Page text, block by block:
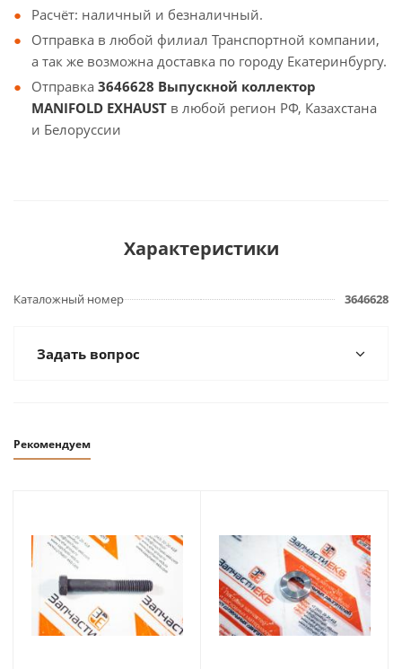
Расчёт: наличный и безналичный.
Отправка в любой филиал Транспортной компании,
а так же возможна доставка по городу Екатеринбургу.
Отправка 3646628 Выпускной коллектор
MANIFOLD EXHAUST в любой регион РФ, Казахстана
и Белоруссии
Характеристики
Каталожный номер 3646628
Задать вопрос
Рекомендуем